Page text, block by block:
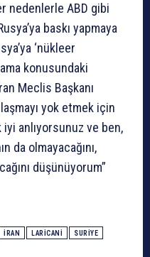
nedenlerle ABD gibi
baskı yapmaya
‘nükleer
konusundaki
Meclis Başkanı
yok etmek için
iyi anlıyorsunuz ve ben,
da olmayacağını,
düşünüyorum”
İRAN LARICANI SURIYE